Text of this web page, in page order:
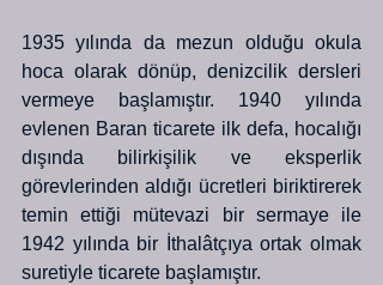
1935 yılında da mezun olduğu okula
hoca olarak dönüp, denizcilik dersleri
vermeye başlamıştır. 1940 yılında
evlenen Baran ticarete ilk defa, hocalığı
dışında bilirkişilik ve eksperlik
görevlerinden aldığı ücretleri biriktirerek
temin ettiği mütevazi bir sermaye ile
1942 yılında bir İthalâtçıya ortak olmak
suretiyle ticarete başlamıştır.